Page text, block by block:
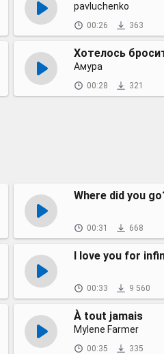
pavluchenko
00:26 363
Хотелось
Амура
00:28 321
Where did you
00:31 668
I love you for
00:33 9 560
À tout jamais
Mylene Farmer
00:35 335